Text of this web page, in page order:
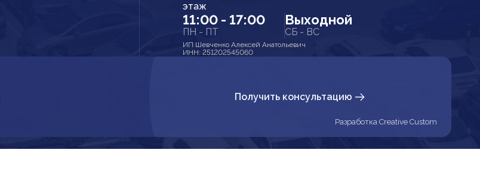
этаж
11:00 - 17:00
ПН - ПТ
Выходной
СБ - ВС
ИП Шевченко Алексей Анатольевич
ИНН: 251202545060
Получить консультацию
Разработка Creative Custom